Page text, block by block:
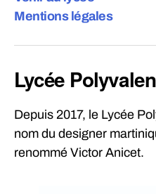
Mentions légales
Lycée
Depuis 2017, le Lycée
nom du designer
renommé Victor Anicet.